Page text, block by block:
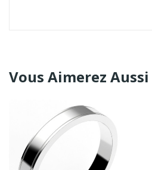
Vous Aimerez Aussi